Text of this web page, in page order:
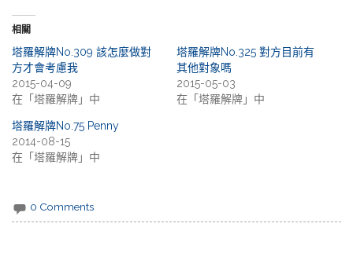
相關
塔羅解牌No.309 該怎麼做對
方才會考慮我
2015-04-09
在「塔羅解牌」中
塔羅解牌No.325 對方目前有
其他對象嗎
2015-05-03
在「塔羅解牌」中
塔羅解牌No.75 Penny
2014-08-15
在「塔羅解牌」中
0 Comments